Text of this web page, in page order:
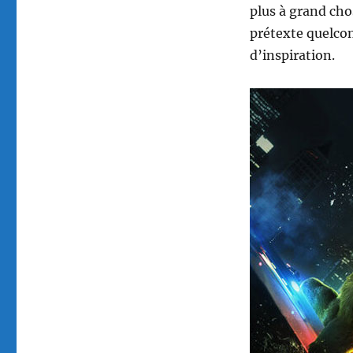
plus à grand
prétexte
d’inspiration.